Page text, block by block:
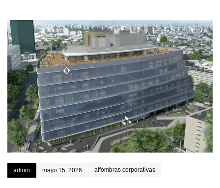
admin mayo 15, 2026 alfombras corporativas